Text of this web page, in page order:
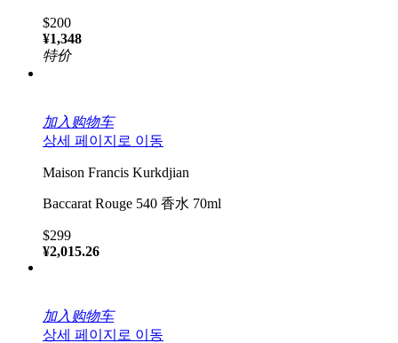
$200
¥1,348
特价
加入购物车
상세 페이지로 이동
Maison Francis Kurkdjian
Baccarat Rouge 540 香水 70ml
$299
¥2,015.26
加入购物车
상세 페이지로 이동